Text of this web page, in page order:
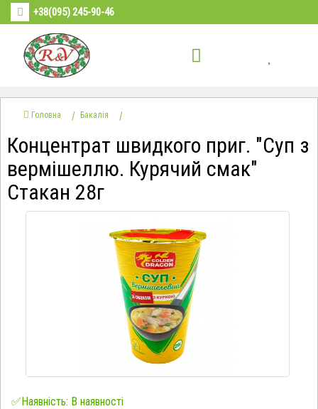
+38(095) 245-90-46
Головна Бакалія
Концентрат швидкого приг. "Суп з
вермішеллю. Курячий смак"
Стакан 28г
✅Наявність: В наявності